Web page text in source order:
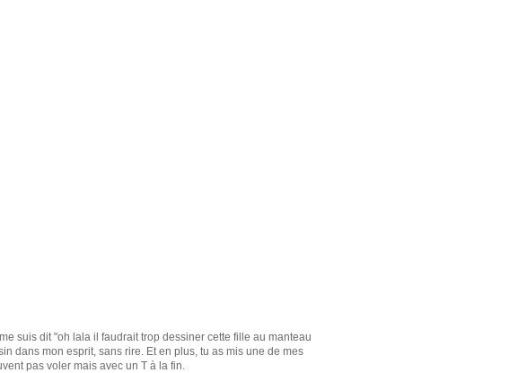
suis dit "oh lala il faudrait trop dessiner cette fille au manteau
dans mon esprit, sans rire. Et en plus, tu as mis une de mes
pas voler mais avec un T à la fin.